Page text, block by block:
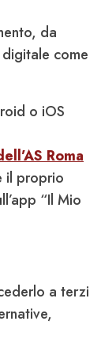
da
come
o iOS
Roma
il proprio
“Il Mio
a terzi